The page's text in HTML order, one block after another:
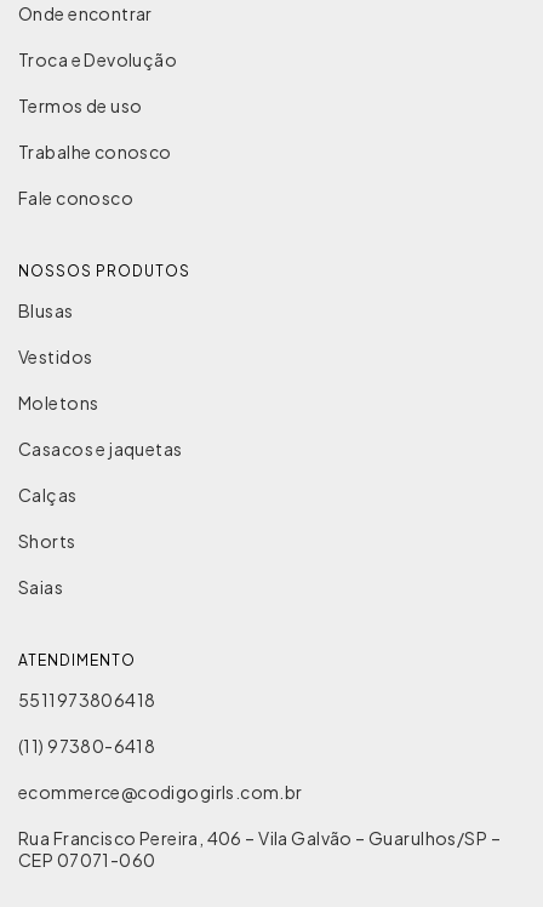
Onde encontrar
Troca e Devolução
Termos de uso
Trabalhe conosco
Fale conosco
NOSSOS PRODUTOS
Blusas
Vestidos
Moletons
Casacos e jaquetas
Calças
Shorts
Saias
ATENDIMENTO
5511973806418
(11) 97380-6418
ecommerce@codigogirls.com.br
Rua Francisco Pereira, 406 – Vila Galvão – Guarulhos/SP –
CEP 07071-060